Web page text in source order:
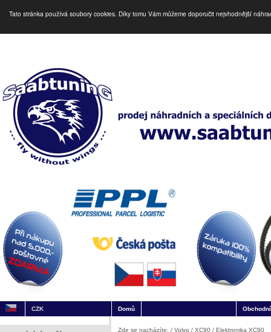
Tato stránka používá soubory cookies. Díky tomu Vám můžeme doporučit nejvhodnější
CZK Domů
Zde se nacházíte: / Volvo / XC90 / Elektronika XC90